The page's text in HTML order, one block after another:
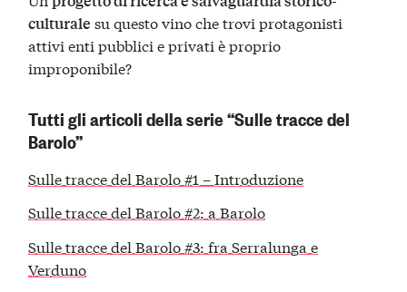
culturale su questo vino che trovi protagonisti
attivi enti pubblici e privati è proprio
improponibile?
Tutti gli articoli della serie “Sulle tracce del
Barolo”
Sulle tracce del Barolo #1 – Introduzione
Sulle tracce del Barolo #2: a Barolo
Sulle tracce del Barolo #3: fra Serralunga e
Verduno